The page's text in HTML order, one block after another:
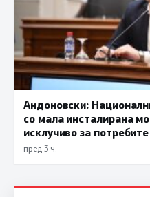
Андоновски:
со мала инсталирана
исклучиво за
пред 3 ч.